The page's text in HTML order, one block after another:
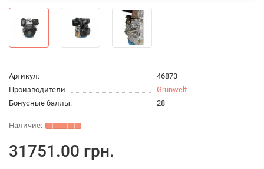
Артикул:
46873
Производители
Grünwelt
Бонусные баллы:
28
31751.00 грн.